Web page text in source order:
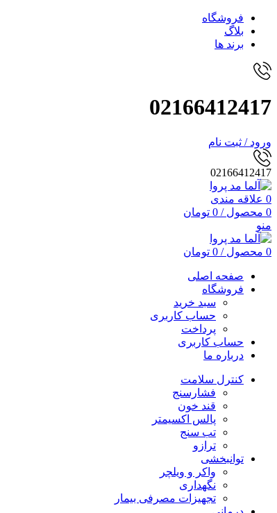
فروشگاه
بلاگ
برند ها
02166412417
ورود / ثبت نام
02166412417
0 علاقه مندی
0 محصول /
0 تومان
منو
0 محصول /
0 تومان
صفحه اصلی
فروشگاه
سبد خرید
حساب کاربری
پرداخت
حساب کاربری
درباره ما
کنترل سلامت
فشارسنج
قند خون
پالس اکسیمتر
تب سنج
ترازو
توانبخشی
واکر و ویلچر
نگهداری
تجهیزات مصرفی بیمار